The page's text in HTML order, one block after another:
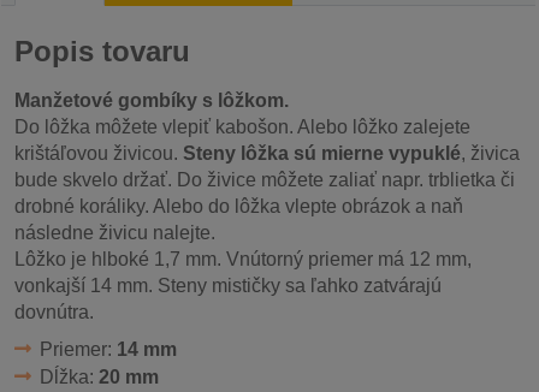
Popis tovaru
Manžetové gombíky s lôžkom.
Do lôžka môžete vlepiť kabošon. Alebo lôžko zalejete
krištáľovou živicou. Steny lôžka sú mierne vypuklé, živica
bude skvelo držať. Do živice môžete zaliať napr. trblietka či
drobné koráliky. Alebo do lôžka vlepte obrázok a naň
následne živicu nalejte.
Lôžko je hlboké 1,7 mm. Vnútorný priemer má 12 mm,
vonkajší 14 mm. Steny mističky sa ľahko zatvárajú
dovnútra.
Priemer: 14 mm
Dĺžka: 20 mm